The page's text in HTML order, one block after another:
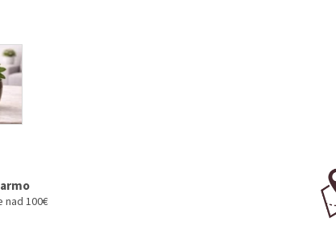
nad 100€